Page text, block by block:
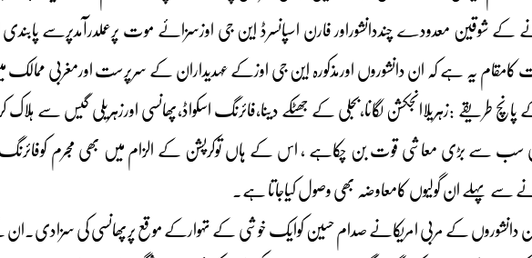
کے شوقین معدودے چنددانشوراور فارن اسپانسرڈ این جی اوزسزائے موت پرعملدرآمدپرسے
کامقام یہ ہے کہ ان دانشوروں اورمذکورہ این جی اوزکے عہدیداران کے سرپرست اورمغربی ممالک
طریقے :زہریلاانجکشن لگانا،بجلی کے جھٹکے دینا،فائرنگ اسکواڈ،پھانسی اورزہریلی گیس سے
سب سے بڑی معاشی قوت بن چکاہے ، اس کے ہاں توکرپشن کے الزام میں بھی مجرم کوفائرنگ
سے پہلے ان گولیوں کامعاوضہ بھی وصول کیاجاتا ہے۔
کے مربی امریکانے صدام حسین کوایک خوشی کے تہوارکے موقع پرپھانسی کی سزادی۔ان کے